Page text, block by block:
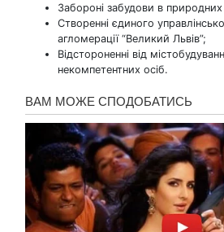
Забороні забудови в
Створенні єдиного
агломерації “Великий Львів”;
Відстороненні від
некомпетентних осіб.